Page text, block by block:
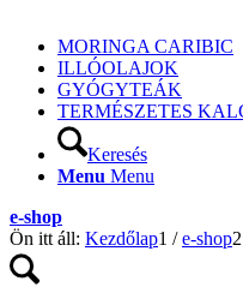
MORINGA CARIBIC
ILLÓOLAJOK
GYÓGYTEÁK
TERMÉSZETES
Keresés
Menu Menu
e-shop
Ön itt áll: Kezdőlap1 / e-shop2